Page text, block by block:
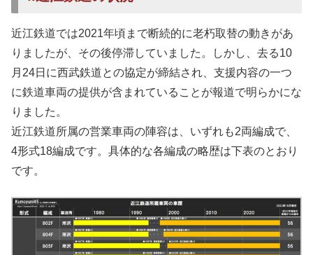
近江鉄道では2021年頃まで断続的に老朽取替の動きがあ
りましたが、その後停滞していました。しかし、去る10
月24日に西武鉄道との協定が締結され、支援内容の一つ
に鉄道車両の提供が含まれていることが報道で明らかにな
りました。
近江鉄道所属の営業車両の陣容は、いずれも2両編成で、
4形式18編成です。具体的な各編成の略歴は下表のとおり
です。